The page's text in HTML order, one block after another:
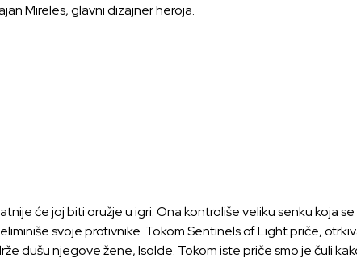
Mireles, glavni dizajner heroja.
će joj biti oružje u igri. Ona kontroliše veliku senku koja
svoje protivnike. Tokom Sentinels of Light priče,
dušu njegove žene, Isolde. Tokom iste priče smo je čuli